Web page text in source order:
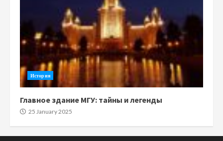
История
Главное здание МГУ: тайны и легенды
25 January 2025